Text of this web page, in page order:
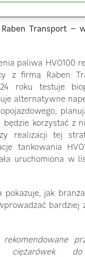
Raben Transport –
paliwa HVO100
z firmą Raben
roku testuje
alternatywne
będzie korzystać z
realizacji tej
tankowania
uruchomiona w
pokazuje, jak
bardziej
rekomendowane
ciężarówek